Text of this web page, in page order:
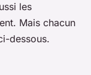
les
Mais chacun
dessous.